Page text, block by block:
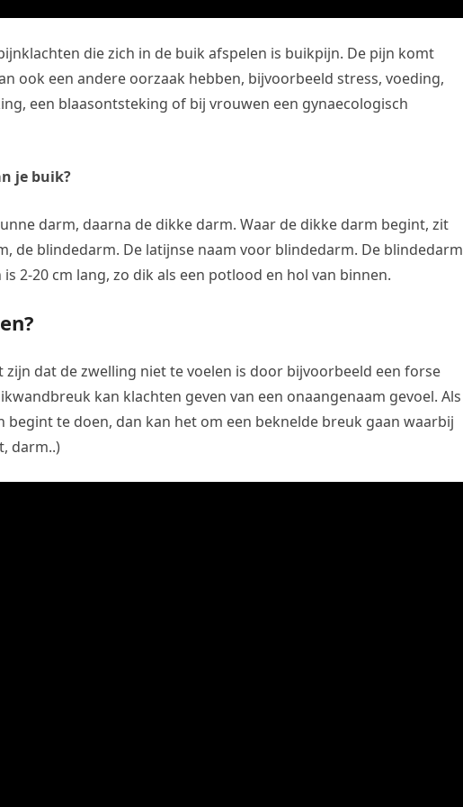
die zich in de buik afspelen is buikpijn. De pijn komt
ook een andere oorzaak hebben, bijvoorbeeld stress, voeding,
een blaasontsteking of bij vrouwen een gynaecologisch
je buik?
darm, daarna de dikke darm. Waar de dikke darm begint, zit
de blindedarm. De latijnse naam voor blindedarm. De blindedarm
2-20 cm lang, zo dik als een potlood en hol van binnen.
zijn dat de zwelling niet te voelen is door bijvoorbeeld een forse
kan klachten geven van een onaangenaam gevoel. Als
te doen, dan kan het om een beknelde breuk gaan waarbij
darm..)